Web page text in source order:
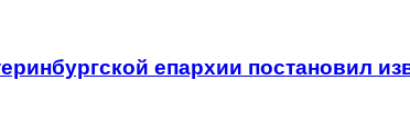
епархии постановил